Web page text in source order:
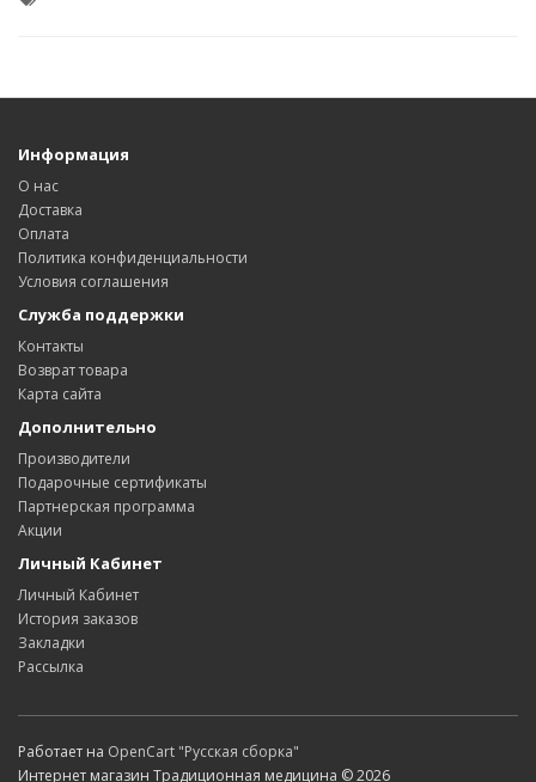
Информация
О нас
Доставка
Оплата
Политика конфиденциальности
Условия соглашения
Служба поддержки
Контакты
Возврат товара
Карта сайта
Дополнительно
Производители
Подарочные сертификаты
Партнерская программа
Акции
Личный Кабинет
Личный Кабинет
История заказов
Закладки
Рассылка
Работает на OpenCart "Русская сборка"
Интернет магазин Традиционная медицина © 2026